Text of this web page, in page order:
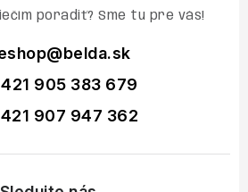
poradiť? Sme tu pre vás!
@belda.sk
905 383 679
907 947 362